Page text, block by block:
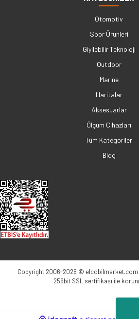
Otomotiv
Spor Ürünleri
Giyilebilir Teknoloji
Outdoor
Marine
Haritalar
Aksesuarlar
Ölçüm Cihazları
Tüm Kategoriler
Blog
Copyright 2006-2026 © elcobilmarket.com
256bit SSL sertifikası ile